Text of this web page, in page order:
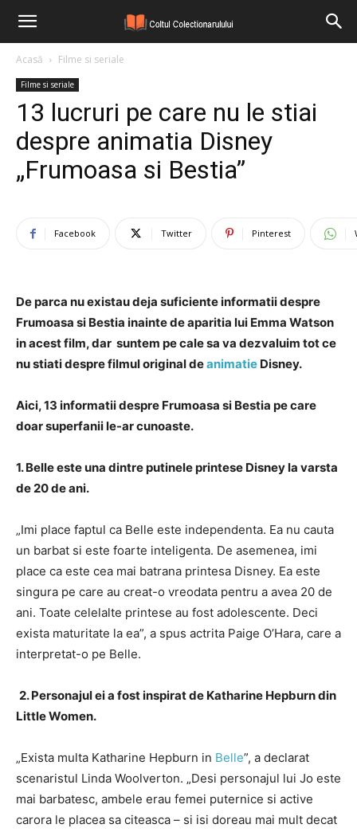
Acasă Filme si seriale
Filme si seriale
13 lucruri pe care nu le stiai
despre animatia Disney
„Frumoasa si Bestia”
Facebook Twitter Pinterest
De parca nu existau deja suficiente informatii despre
Frumoasa si Bestia inainte de aparitia lui Emma Watson
in acest film, dar suntem pe cale sa va dezvaluim tot ce
nu stiati despre filmul original deanimatie Disney.
Aici, 13 informatii despre Frumoasa si Bestia pe care
doar superfanii le-ar cunoaste.
1. Belle este una dintre putinele printese Disney la varsta
de 20 de ani.
„Imi place faptul ca Belle este independenta. Ea nu cauta
un barbat si este foarte inteligenta. De asemenea, imi
place ca este cea mai batrana printesa Disney. Ea este
singura pe care au creat-o vreodata pentru a avea 20 de
ani. Toate celelalte printese au fost adolescente. Deci
exista maturitate la ea”, a spus actrita Paige O’Hara, care a
interpretat-o ​​pe Belle.
2. Personajul ei a fost inspirat de Katharine Hepburn din
Little Women.
„Exista multa Katharine Hepburn in Belle”, a declarat
scenaristul Linda Woolverton. „Desi personajul lui Jo este
mai barbatesc, ambele erau femei puternice si active
carora le placea sa citeasca – si isi doreau mai mult decat